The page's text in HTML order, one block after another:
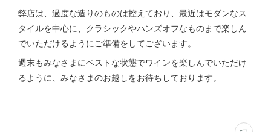
弊店は、過度な造りのものは控えており、最近はモダンなス
タイルを中心に、クラシックやハンズオフなものまで楽しん
でいただけるようにご準備をしてございます。
週末もみなさまにベストな状態でワインを楽しんでいただけ
るように、みなさまのお越しをお待ちしております。